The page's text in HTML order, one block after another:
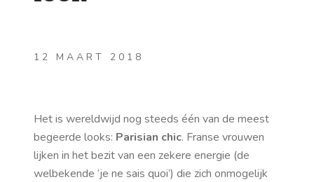
12 MAART 2018
Het is wereldwijd nog steeds één van de meest
begeerde looks: Parisian chic. Franse vrouwen
lijken in het bezit van een zekere energie (de
welbekende ‘je ne sais quoi’) die zich onmogelijk